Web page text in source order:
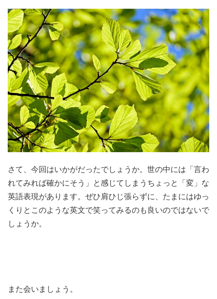
さて、今回はいかがだったでしょうか。世の中には「言わ
れてみれば確かにそう」と感じてしまうちょっと「変」な
英語表現があります。ぜひ肩ひじ張らずに、たまにはゆっ
くりとこのような英文で笑ってみるのも良いのではないで
しょうか。
また会いましょう。